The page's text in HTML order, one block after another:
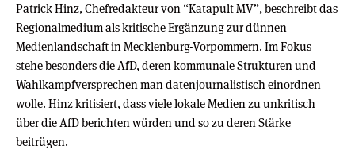
Patrick Hinz, Chefredakteur von “Katapult MV”, beschreibt das
Regionalmedium als kritische Ergänzung zur dünnen
Medienlandschaft in Mecklenburg-Vorpommern. Im Fokus
stehe besonders die AfD, deren kommunale Strukturen und
Wahlkampfversprechen man datenjournalistisch einordnen
wolle. Hinz kritisiert, dass viele lokale Medien zu unkritisch
über die AfD berichten würden und so zu deren Stärke
beitrügen.